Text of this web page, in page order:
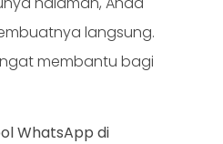
langsung.
membantu bagi
WhatsApp di